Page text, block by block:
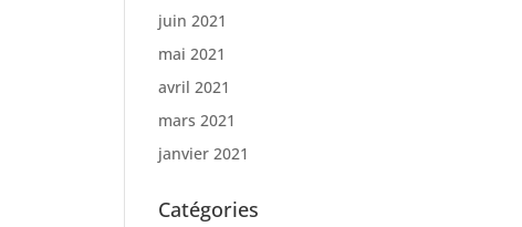
juin 2021
mai 2021
avril 2021
mars 2021
janvier 2021
Catégories